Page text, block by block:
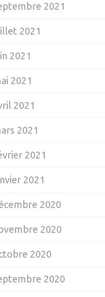
2021
2021
2021
2021
2021
2021
2021
2021
2020
2020
2020
2020